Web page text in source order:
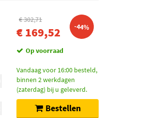
€ 302,71
€ 169,52 -44%
Op voorraad
Vandaag voor 16:00 besteld,
binnen 2 werkdagen
(zaterdag) bij u geleverd.
Bestellen